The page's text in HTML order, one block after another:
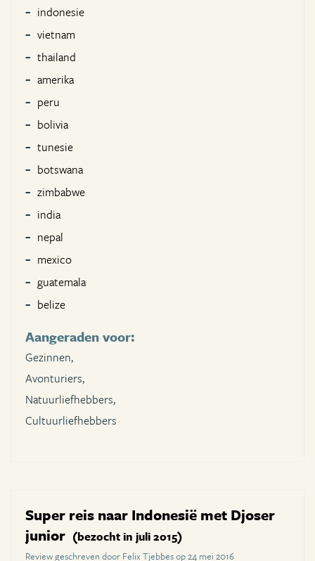
indonesie
vietnam
thailand
amerika
peru
bolivia
tunesie
botswana
zimbabwe
india
nepal
mexico
guatemala
belize
Aangeraden voor:
Gezinnen,
Avonturiers,
Natuurliefhebbers,
Cultuurliefhebbers
Super reis naar Indonesië met Djoser
junior (bezocht in juli 2015)
Review geschreven door Felix Tjebbes op 24 mei 2016